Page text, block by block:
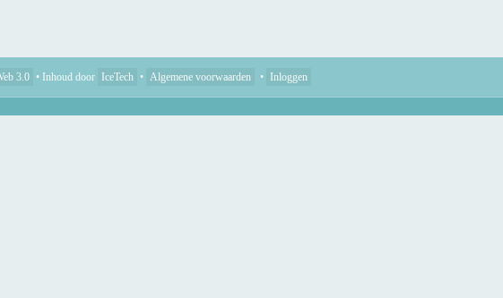
3.0 • Inhoud door IceTech • Algemene voorwaarden • Inloggen